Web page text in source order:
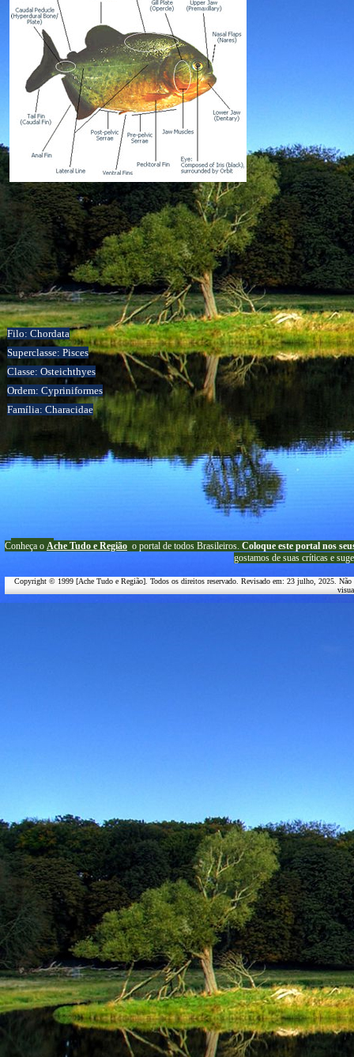
Filo: Chordata
Superclasse: Pisces
Classe: Osteichthyes
Ordem: Cypriniformes
Família: Characidae
Conheça o Ache Tudo e Região o portal de todos Brasileiros. Coloque este portal nos
gostamos de suas críticas e
Copyright © 1999 [Ache Tudo e Região]. Todos os direitos reservado. Revisado em: 23 julho, 2025 .